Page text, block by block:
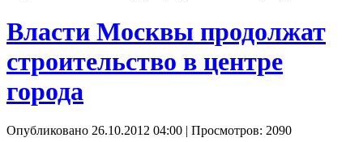
Власти Москвы продолжат
строительство в центре
города
Опубликовано 26.10.2012 04:00 | Просмотров: 2090